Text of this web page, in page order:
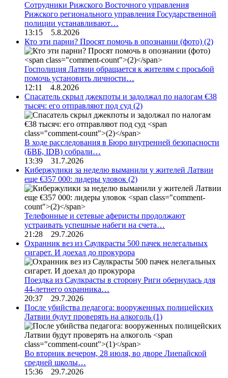
Сотрудники Рижского Восточного управления
Рижского регионального управления Государственной
полиции устанавливают…
13:15 5.8.2026
Кто эти парни? Просят помочь в опознании (фото) (2)
Госполиция Латвии обращается к жителям с просьбой
помочь установить личности…
12:11 4.8.2026
Спасатель скрыл джекпоты и задолжал по налогам €38
тысяч: его отправляют под суд (2)
В ходе расследования в Бюро внутренней безопасности
(БВБ, IDB) собрали…
13:39 31.7.2026
Кибержулики за неделю выманили у жителей Латвии
еще €357 000: лидеры уловок (2)
Телефонные и сетевые аферисты продолжают
устраивать успешные набеги на счета…
21:28 29.7.2026
Охранник вез из Саулкрасты 500 пачек нелегальных
сигарет. И доехал до прокурора
Поездка из Саулкрасты в сторону Риги обернулась для
44-летнего охранника…
20:37 29.7.2026
После убийства педагога: вооруженных полицейских
Латвии будут проверять на алкоголь (1)
Во вторник вечером, 28 июля, во дворе Лиепайской
средней школы…
15:36 29.7.2026